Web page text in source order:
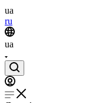
ua
ru
ua